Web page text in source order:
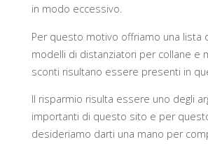
in modo eccessivo.
Per questo motivo offriamo una lista
modelli di distanziatori per collane e
sconti risultano essere presenti in
Il risparmio risulta essere uno degli
importanti di questo sito e per
desideriamo darti una mano per